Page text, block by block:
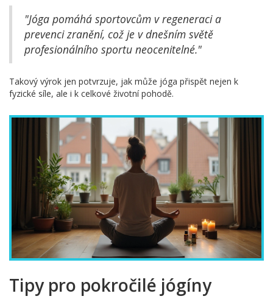
"Jóga pomáhá sportovcům v regeneraci a
prevenci zranění, což je v dnešním světě
profesionálního sportu neocenitelné."
Takový výrok jen potvrzuje, jak může jóga přispět nejen k
fyzické síle, ale i k celkové životní pohodě.
Tipy pro pokročilé jógíny